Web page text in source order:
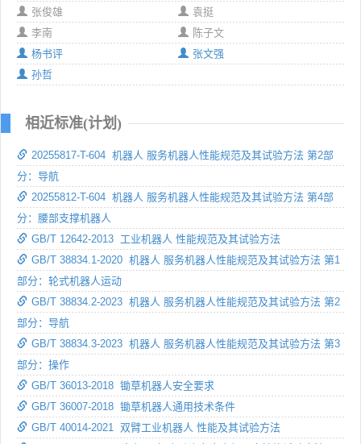
张俊雄
袁挺
李南
陈子文
杨书评
张文强
孙哲
相近标准(计划)
20255817-T-604 机器人 服务机器人性能规范及其试验方法 第2部
分：导航
20255812-T-604 机器人 服务机器人性能规范及其试验方法 第4部
分：腰部支撑机器人
GB/T 12642-2013 工业机器人 性能规范及其试验方法
GB/T 38834.1-2020 机器人 服务机器人性能规范及其试验方法 第1
部分：轮式机器人运动
GB/T 38834.2-2023 机器人 服务机器人性能规范及其试验方法 第2
部分：导航
GB/T 38834.3-2023 机器人 服务机器人性能规范及其试验方法 第3
部分：操作
GB/T 36013-2018 锄草机器人安全要求
GB/T 36007-2018 锄草机器人通用技术条件
GB/T 40014-2021 双臂工业机器人 性能及其试验方法